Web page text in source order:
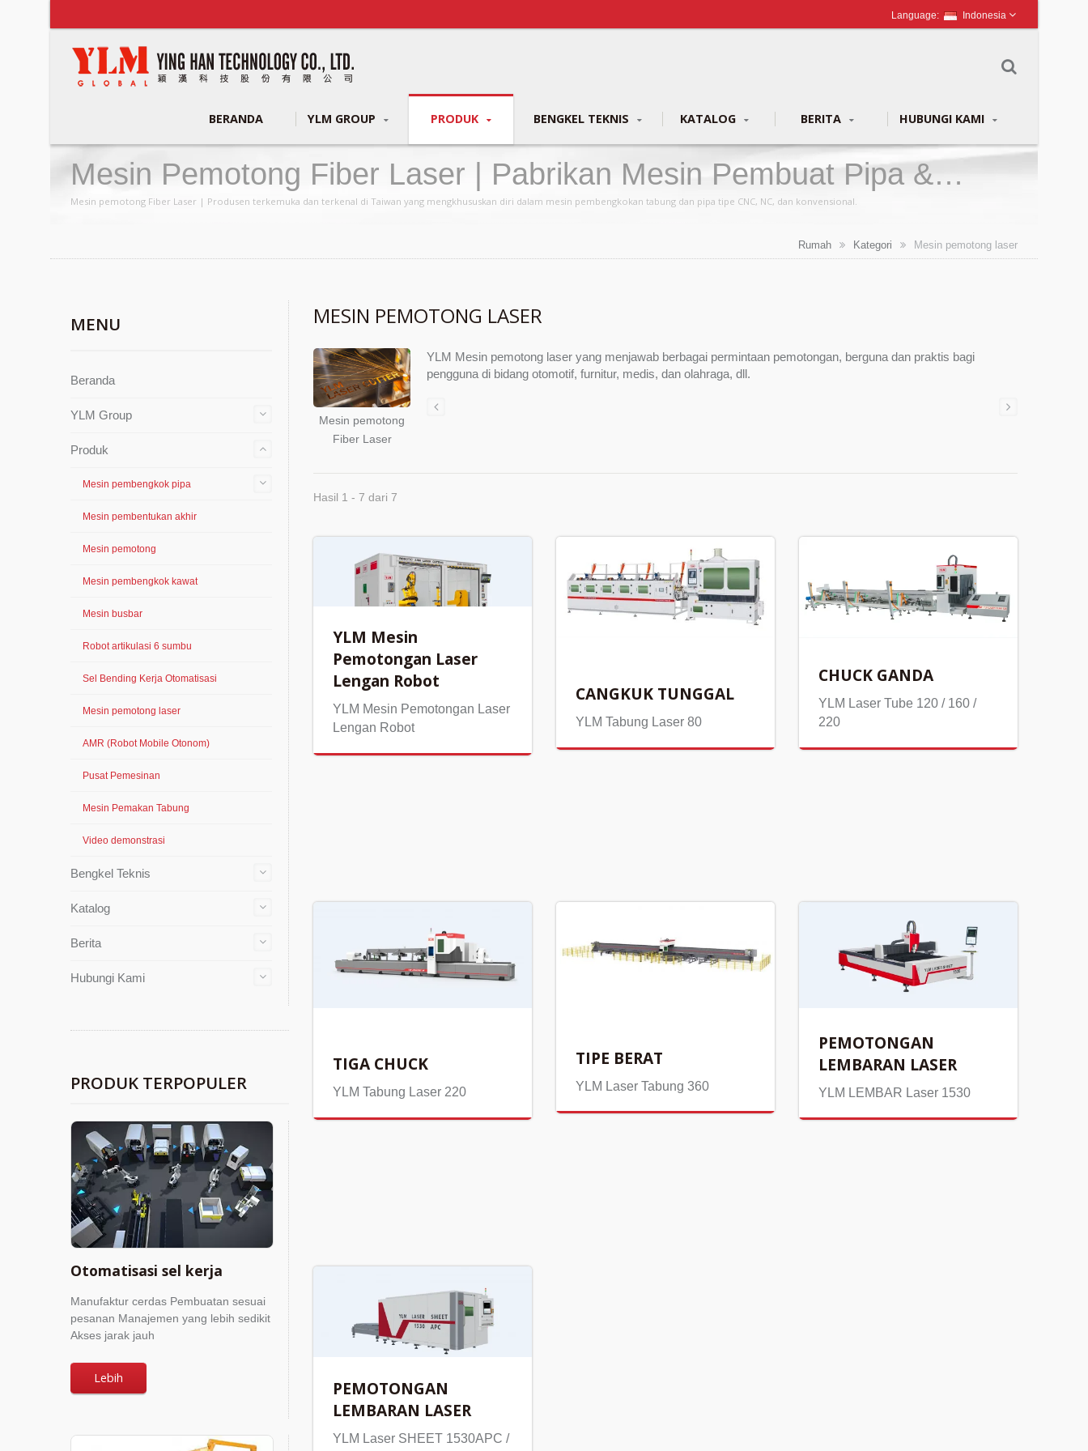
Indonesia
BERANDA YLM GROUP PRODUK BENGKEL TEKNIS KATALOG BERITA HUBUNGI KAMI
Mesin Pemotong Fiber Laser | Pabrikan Mesin Pembuat Pipa &
Tabung Logam CNC | YLM Group
Mesin pemotong Fiber Laser | Produsen terkemuka dan terkenal di Taiwan yang mengkhususkan diri dalam mesin pembengkokan tabung dan pipa tipe CNC, NC, dan konvensional.
Rumah Kategori Mesin pemotong laser
MENU
Beranda
YLM Group
Produk
Mesin pembengkok pipa
Mesin pembentukan akhir
Mesin pemotong
Mesin pembengkok kawat
Mesin busbar
Robot artikulasi 6 sumbu
Sel Bending Kerja Otomatisasi
Mesin pemotong laser
AMR (Robot Mobile Otonom)
Pusat Pemesinan
Mesin Pemakan Tabung
Video demonstrasi
Bengkel Teknis
Katalog
Berita
Hubungi Kami
PRODUK TERPOPULER
Otomatisasi sel kerja
Manufaktur cerdas Pembuatan sesuai
pesanan Manajemen yang lebih sedikit
Akses jarak jauh
Lebih
MESIN PEMOTONG LASER
Mesin pemotong
Fiber Laser
YLM Mesin pemotong laser yang menjawab berbagai permintaan pemotongan, berguna dan praktis bagi
pengguna di bidang otomotif, furnitur, medis, dan olahraga, dll.
Hasil 1 - 7 dari 7
YLM Mesin
Pemotongan Laser
Lengan Robot
YLM Mesin Pemotongan Laser
Lengan Robot
CANGKUK TUNGGAL
YLM Tabung Laser 80
CHUCK GANDA
YLM Laser Tube 120 / 160 /
220
TIGA CHUCK
YLM Tabung Laser 220
TIPE BERAT
YLM Laser Tabung 360
PEMOTONGAN
LEMBARAN LASER
YLM LEMBAR Laser 1530
PEMOTONGAN
LEMBARAN LASER
YLM Laser SHEET 1530APC /